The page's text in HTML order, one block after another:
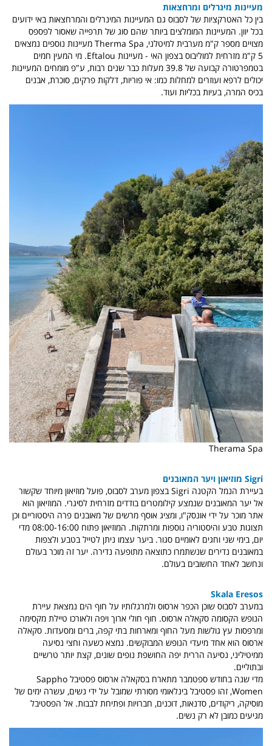
מעיינות מינרלים ומרחצאות
בין כל האטרקציות של לסבוס גם המעיינות המינרלים והמרחצאות באי ידועים
בכל יוון. המעיינות המומלצים ביותר שהם סוג של תרפייה שאסור לפספס
מצויים מספר ק"מ מערבית למיטלני, Therma Spa מעיינות נוספים נמצאים
5 ק"מ מזרחית למוליבוס בצפון האי - מעיינות Eftalou. מי המעין חמים
בטמפרטורה קבועה של 39.8 מעלות כבר שנים רבות, ע"פ מומחים המעיינות
יכולים לרפא ועוזרים למחלות כמו: אי פוריות, דלקות פרקים, סוכרת, אבנים
בכיס המרה, בעיות בכליות ועוד.
Therama Spa
Sigri מוזיאון ויער המאובנים
בעיירת הנמל הקטנה Sigri בצפון מערב לסבוס, פועל מוזיאון מיוחד שקשור
אל יער המאובנים שנמצע קילומטרים בודדים מזרחית לסיגרי. המוזיאון הוא
אתר מוכר על ידי אונסק"ו, ומציג אוסף מרשים של מאובנים פרה היסטוריים וכן
תצוגות טבע והיסטוריה נוספות ומרתקות. המוזיאון פתוח 08:00-16:00 מדי
יום, בימי שני וחגים לאומיים סגור. ביער עצמו ניתן לטייל בטבע ולצפות
במאובנים נדירים שנשתמרו כתוצאה מתופעה נדירה. יער זה מוכר בעולם
ונחשב לאחד החשובים בעולם.
Skala Eresos
במערב לסבוס שוכן הכפר ארסוס ולמרגלותיו על חוף הים נמצאת עיירת
הנופש הקסומה סקאלה ארסוס. חוף חולי ארוך ויפה ולאורכו טיילת מקסימה
ומרפסות עץ גולשות מעל החוף ומארחות בתי קפה, ברים ומסעדות. סקאלה
ארסוס הוא אחד מיעדי הנופש המבוקשים. נמצא כשעה וחצי נסיעה
ממיטיליני, נסיעה הררית יפה החושפת נופים שונים, קצת יותר טרשיים
ובתוליים.
מדי שנה בחודש ספטמבר מתארח בסקאלה ארסוס פסטיבל Sappho
Women, זהו פסטיבל בינלאומי מסורתי שמובל על ידי נשים, עשרה ימים של
מוסיקה, ריקודים, סדנאות, דוכנים, חברויות ופתיחת לבבות. אל הפסטיבל
מגיעים כמובן לא רק נשים.